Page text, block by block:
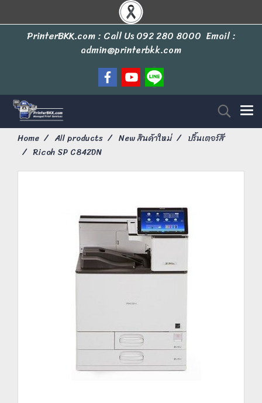
PrinterBKK.com : Call Us092 280 8000 Email :
admin@printerbkk.com
Home All products New สินค้าใหม่
ปริ้นเตอร์สี
Ricoh SP C842DN